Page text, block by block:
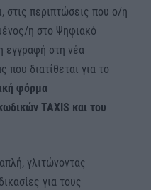
στις περιπτώσεις που ο/η
η στο Ψηφιακό
εγγραφή στη νέα
διατίθεται για το
φόρμα
TAXIS και του
γλιτώνοντας
για τους